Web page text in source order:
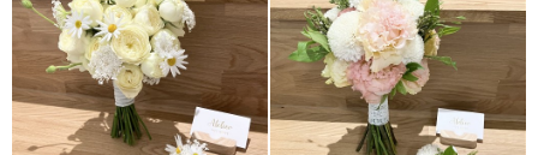
PA-141 큐티 크림믹스 PA-140 샴페인믹스